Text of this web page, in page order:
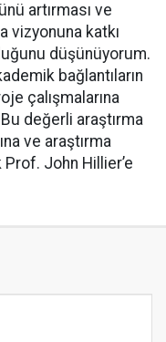
artırması ve
vizyonuna katkı
düşünüyorum.
bağlantıların
çalışmalarına
değerli araştırma
ve araştırma
John Hillier’e